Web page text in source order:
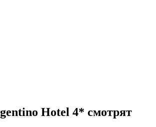
Hotel 4* смотрят